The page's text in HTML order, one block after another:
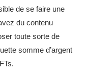
de se faire une
du contenu
toute sorte de
somme d’argent